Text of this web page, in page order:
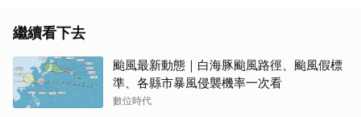
繼續看下去
颱風最新動態｜白海豚颱風路徑、颱風假標
準、各縣市暴風侵襲機率一次看
數位時代